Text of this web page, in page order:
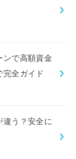
ンで高額資金
完全ガイド
違う？安全に